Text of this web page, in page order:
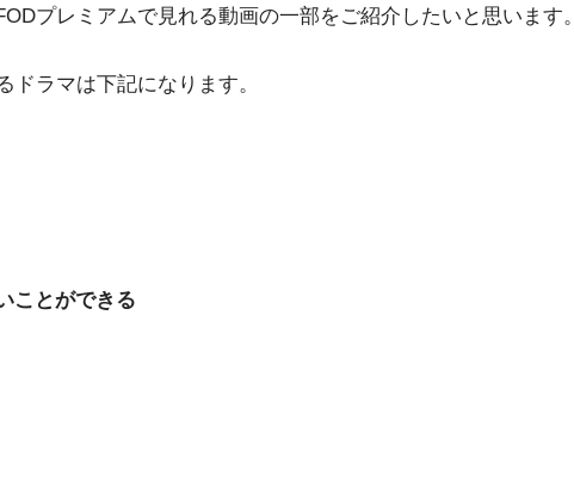
プレミアムで見れる動画の一部をご紹介したいと思います。
ドラマは下記になります。
ことができる